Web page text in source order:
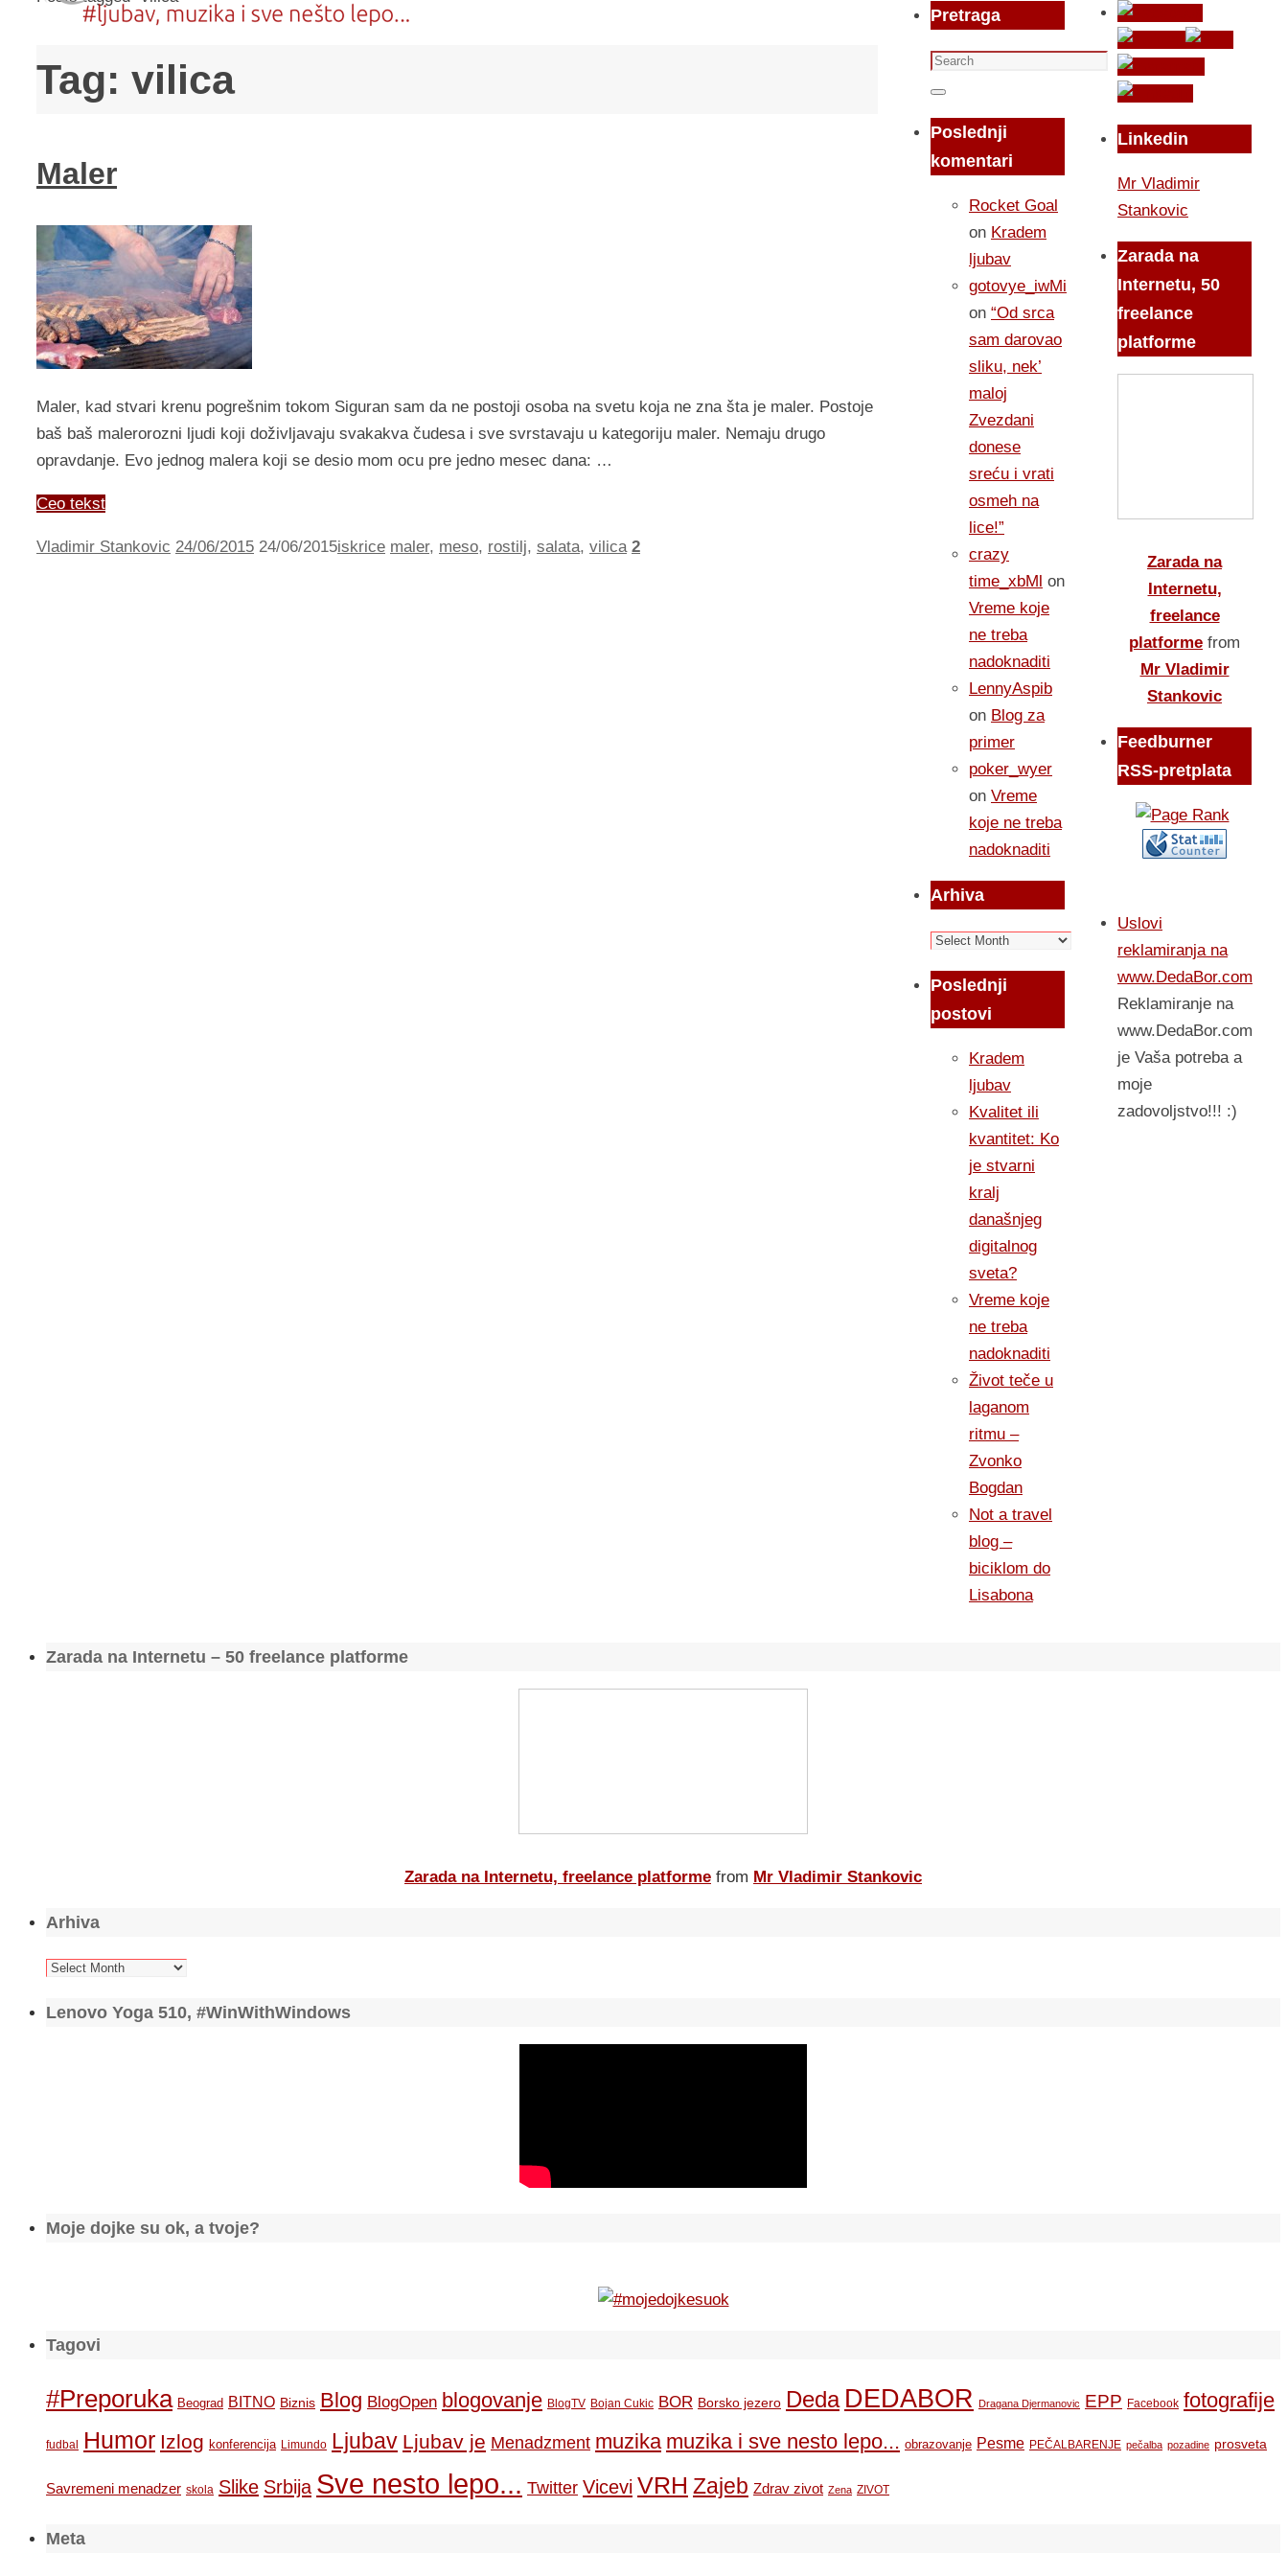
Tag: vilica
Maler
Maler, kad stvari krenu pogrešnim tokom Siguran sam da ne postoji osoba na svetu koja ne zna šta je maler. Postoje
baš baš malerorozni ljudi koji doživljavaju svakakva čudesa i sve svrstavaju u kategoriju maler. Nemaju drugo
opravdanje. Evo jednog malera koji se desio mom ocu pre jedno mesec dana: …
Ceo tekst
Vladimir Stankovic 24/06/2015 24/06/2015iskrice maler, meso, rostilj, salata, vilica 2
Pretraga
Search
for:
Search
Poslednji
komentari
Rocket Goal
on Kradem
ljubav
gotovye_iwMi
on “Od srca
sam darovao
sliku, nek’
maloj
Zvezdani
donese
sreću i vrati
osmeh na
lice!”
crazy
time_xbMl on
Vreme koje
ne treba
nadoknaditi
LennyAspib
on Blog za
primer
poker_wyer
on Vreme
koje ne treba
nadoknaditi
Arhiva
Arhiva
Poslednji
postovi
Kradem
ljubav
Kvalitet ili
kvantitet: Ko
je stvarni
kralj
današnjeg
digitalnog
sveta?
Vreme koje
ne treba
nadoknaditi
Život teče u
laganom
ritmu –
Zvonko
Bogdan
Not a travel
blog –
biciklom do
Lisabona
Linkedin
Mr Vladimir
Stankovic
Zarada na
Internetu, 50
freelance
platforme
Zarada na
Internetu,
freelance
platforme from
Mr Vladimir
Stankovic
Feedburner
RSS-pretplata
Uslovi
reklamiranja na
www.DedaBor.com
Reklamiranje na
www.DedaBor.com
je Vaša potreba a
moje
zadovoljstvo!!! :)
Zarada na Internetu – 50 freelance platforme
Zarada na Internetu, freelance platforme from Mr Vladimir Stankovic
Arhiva
Arhiva
Lenovo Yoga 510, #WinWithWindows
Moje dojke su ok, a tvoje?
Tagovi
#Preporuka Beograd BITNO Biznis Blog BlogOpen blogovanje BlogTV Bojan Cukic BOR Borsko jezero Deda DEDABOR Dragana Djermanovic EPP Facebook fotografije
fudbal Humor Izlog konferencija Limundo Ljubav Ljubav je Menadzment muzika muzika i sve nesto lepo... obrazovanje Pesme PEČALBARENJE pečalba pozadine prosveta
Savremeni menadzer skola Slike Srbija Sve nesto lepo... Twitter Vicevi VRH Zajeb Zdrav zivot Zena ZIVOT
Meta